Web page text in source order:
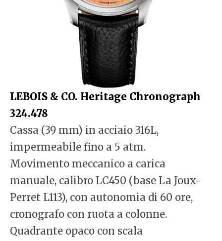
LEBOIS & CO. Heritage Chronograph
324.478
Cassa (39 mm) in acciaio 316L,
impermeabile fino a 5 atm.
Movimento meccanico a carica
manuale, calibro LC450 (base La Joux-
Perret L113), con autonomia di 60 ore,
cronografo con ruota a colonne.
Quadrante opaco con scala